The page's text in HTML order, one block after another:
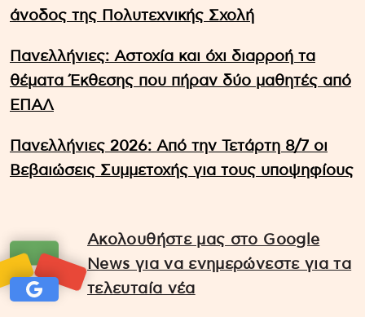
άνοδος της Πολυτεχνικής Σχολή
Πανελλήνιες: Αστοχία και όχι διαρροή τα
θέματα Έκθεσης που πήραν δύο μαθητές από
ΕΠΑΛ
Πανελλήνιες 2026: Από την Τετάρτη 8/7 οι
Βεβαιώσεις Συμμετοχής για τους υποψηφίους
Ακολουθήστε μας στο Google
News για να ενημερώνεστε για τα
τελευταία νέα